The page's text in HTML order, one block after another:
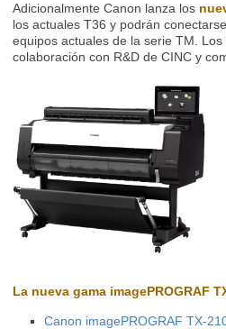
Adicionalmente Canon lanza los
los actuales T36 y podrán
equipos actuales de la serie TM.
colaboración con R&D de CINC y
La nueva gama imagePROGRAF
Canon imagePROGRAF TX-